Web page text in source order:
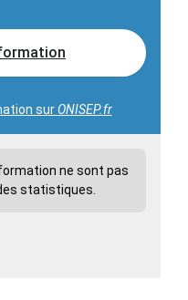
surONISEP.fr
ne sont pas
statistiques.